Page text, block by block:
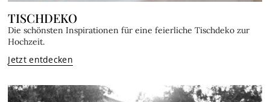
TISCHDEKO
Die schönsten Inspirationen für eine feierliche Tischdeko zur
Hochzeit.
Jetzt entdecken